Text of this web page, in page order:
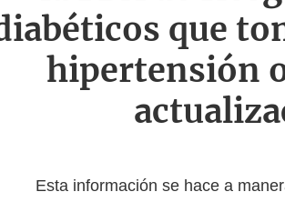
que
hipertensión
Esta información se hace a